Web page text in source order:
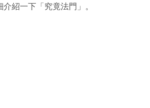
紹一下「究竟法門」。